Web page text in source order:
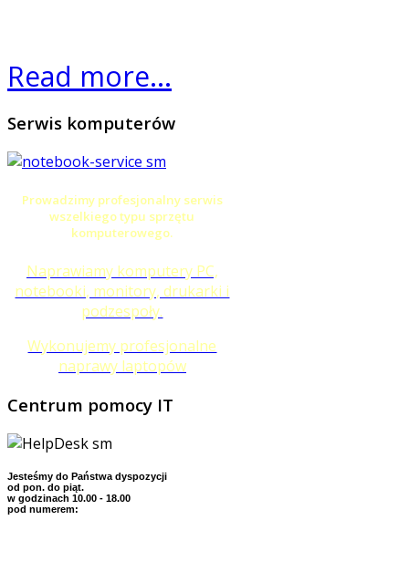
Read more...
Serwis komputerów
Prowadzimy profesjonalny serwis
wszelkiego typu sprzętu
komputerowego.
Naprawiamy komputery PC,
notebooki, monitory, drukarki i
podzespoły.
Wykonujemy profesjonalne
naprawy laptopów
Centrum pomocy IT
Jesteśmy do Państwa dyspozycji
od pon. do piąt.
w godzinach 10.00 - 18.00
pod numerem: